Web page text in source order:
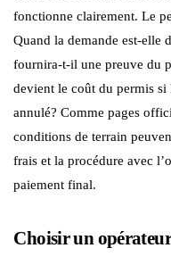
fonctionne clairement. Le
Quand la demande est-elle
fournira-t-il une preuve du
devient le coût du permis si
annulé? Comme pages
conditions de terrain
frais et la procédure avec
paiement final.
Choisir un